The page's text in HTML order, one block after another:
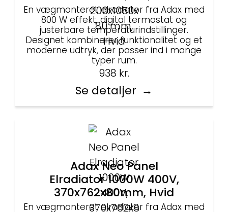
En vægmonteret elradiator fra Adax med
800 W effekt, digital termostat og
justerbare temperaturindstillinger.
Designet kombinerer funktionalitet og et
moderne udtryk, der passer ind i mange
typer rum.
938 kr.
Se detaljer
Adax Neo Panel
Elradiator 1000W 400V,
370x762x80mm, Hvid
En vægmonteret elradiator fra Adax med